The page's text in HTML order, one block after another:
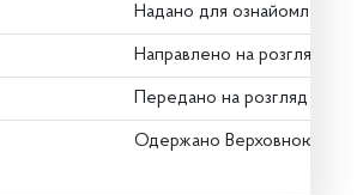
Надано для ознайомлення
Направлено на розгляд
Передано на розгляд
Одержано Верховною